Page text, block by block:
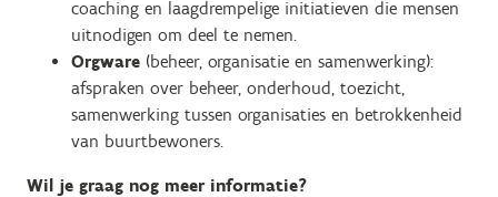
coaching en laagdrempelige initiatieven die mensen
uitnodigen om deel te nemen.
Orgware (beheer, organisatie en samenwerking):
afspraken over beheer, onderhoud, toezicht,
samenwerking tussen organisaties en betrokkenheid
van buurtbewoners.
Wil je graag nog meer informatie?